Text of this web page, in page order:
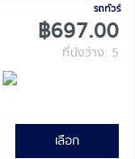
รถทัวร์
฿697.00
ที่นั่งว่าง: 5
เลือก